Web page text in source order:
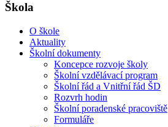
Škola
O škole
Aktuality
Školní dokumenty
Koncepce rozvoje školy
Školní vzdělávací program
Školní řád a Vnitřní řád ŠD
Rozvrh hodin
Školní poradenské pracoviště
Formuláře